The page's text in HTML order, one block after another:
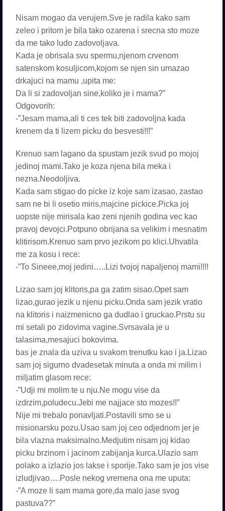
Nisam mogao da verujem.Sve je radila kako sam
zeleo i pritom je bila tako ozarena i srecna sto moze
da me tako ludo zadovoljava.
Kada je obrisala svu spermu,njenom crvenom
satenskom kosuljicom,kojom se njen sin umazao
drkajuci na mamu ,upita me:
Da li si zadovoljan sine,koliko je i mama?”
Odgovorih:
-”Jesam mama,ali ti ces tek biti zadovoljna kada
krenem da ti lizem picku do besvesti!!!”
Krenuo sam lagano da spustam jezik svud po mojoj
jedinoj mami.Tako je koza njena bila meka i
nezna.Neodoljiva.
Kada sam stigao do picke iz koje sam izasao, zastao
sam ne bi li osetio miris,majcine pickice.Picka joj
uopste nije mirisala kao zeni njenih godina vec kao
pravoj devojci.Potpuno obrijana sa velikim i mesnatim
klitirisom.Krenuo sam prvo jezikom po klici.Uhvatila
me za kosu i rece:
-”To Sineee,moj jedini…..Lizi tvojoj napaljenoj mami!!!!
Lizao sam joj klitoris,pa ga zatim sisao.Opet sam
lizao,gurao jezik u njenu picku.Onda sam jezik vratio
na klitoris i naizmenicno ga dudlao i gruckao.Prstu su
mi setali po zidovima vagine.Svrsavala je u
talasima,mesajuci bokovima.
bas je znala da uziva u svakom trenutku kao i ja.Lizao
sam joj sigurno dvadesetak minuta a onda mi milim i
miljatim glasom rece:
-”Udji mi molim te u nju.Ne mogu vise da
izdrzim,poludecu.Jebi me najjace sto mozes!!”
Nije mi trebalo ponavljati.Postavili smo se u
misionarsku pozu.Usao sam joj ceo odjednom jer je
bila vlazna maksimalno.Medjutim nisam joj kidao
picku brzinom i jacinom zabijanja kurca.Ulazio sam
polako a izlazio jos lakse i sporije.Tako sam je jos vise
izludjivao….Posle nekog vremena ona me uputa:
-”A moze li sam mama gore,da malo jase svog
pastuva??”